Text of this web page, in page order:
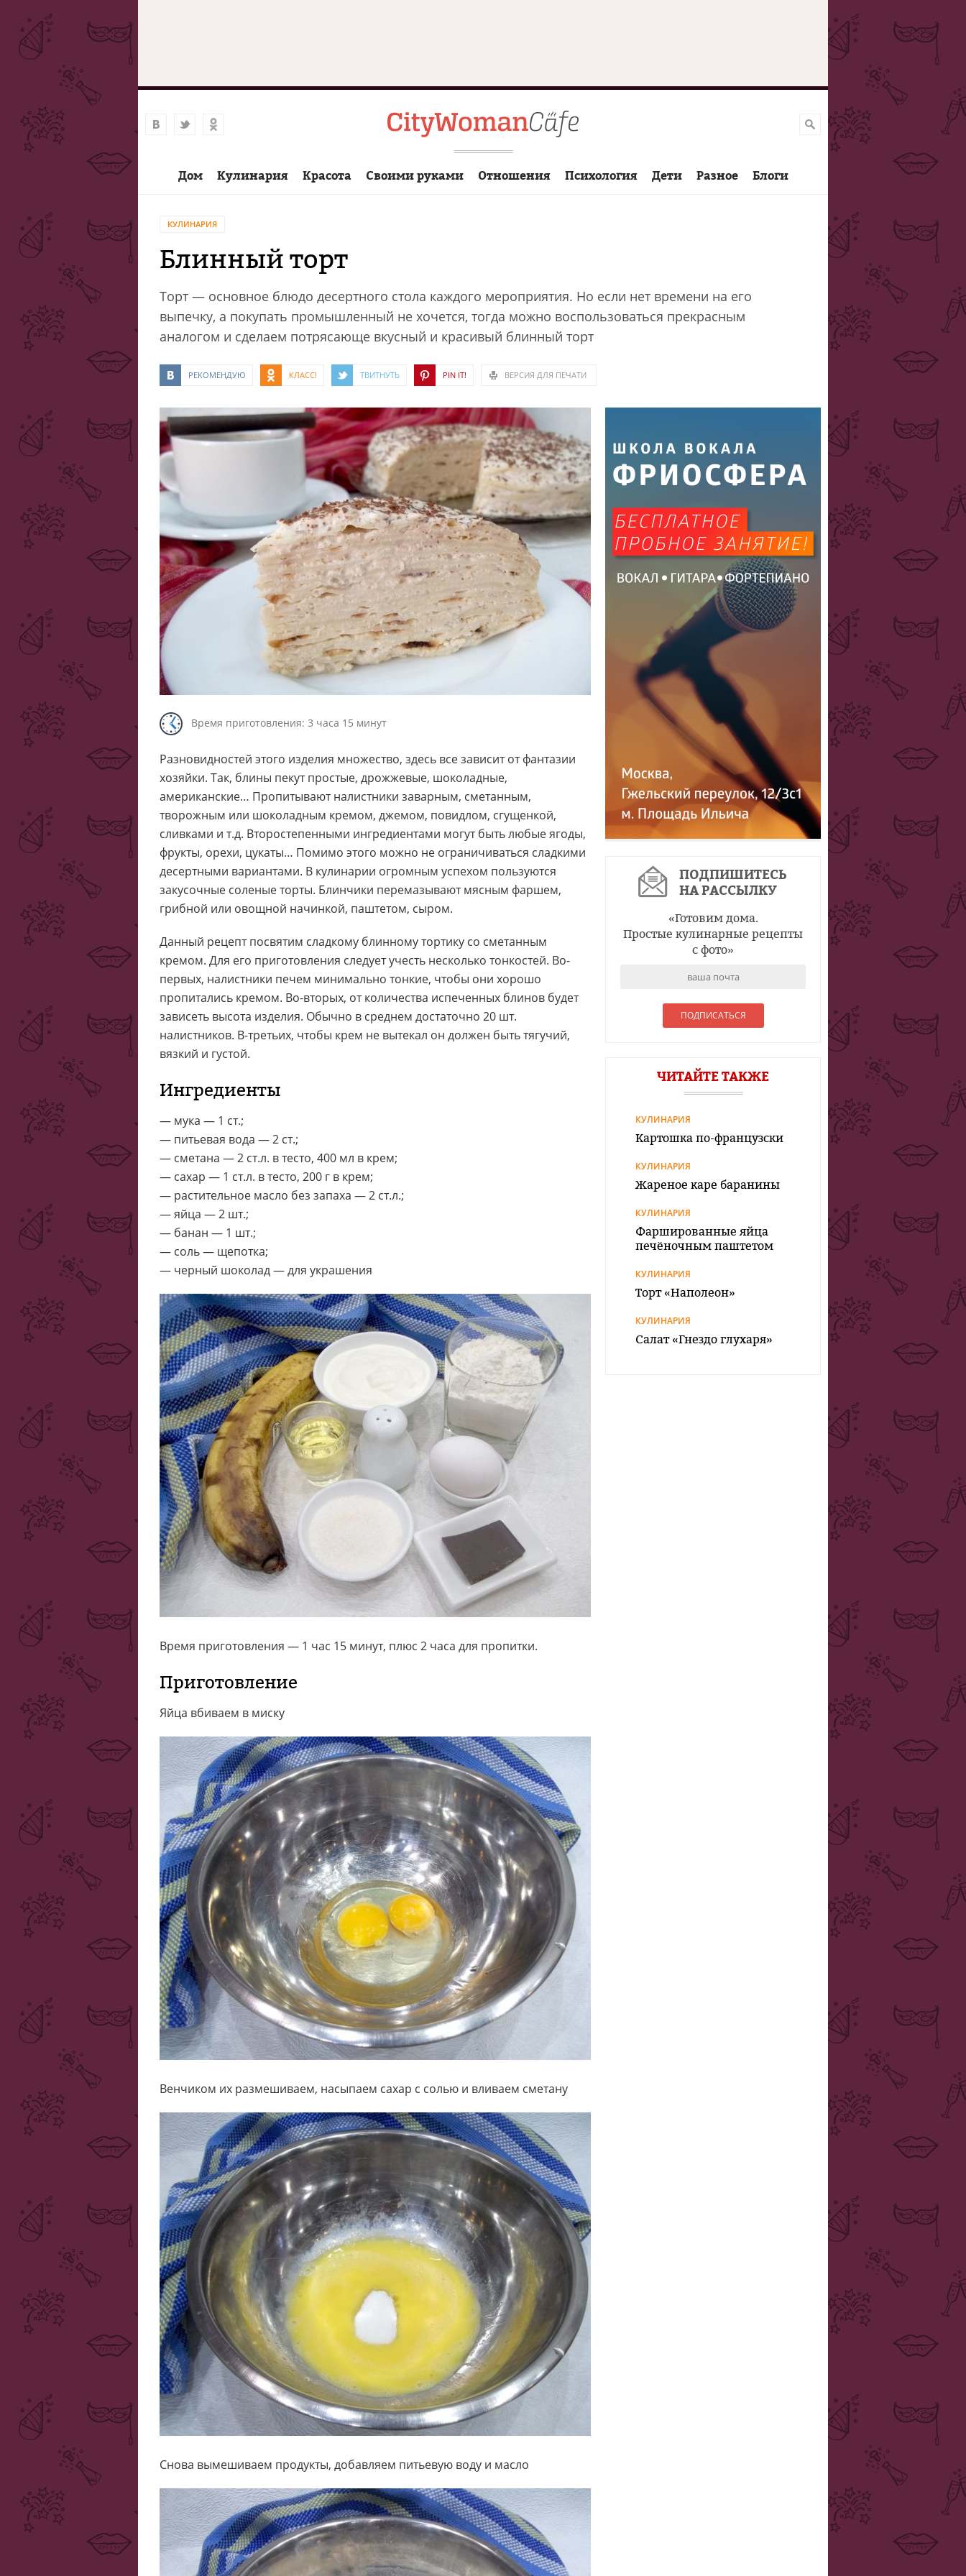
Дом Кулинария Красота Своими руками Отношения Психология Дети Разное Блоги
КУЛИНАРИЯ
Блинный торт
Торт — основное блюдо десертного стола каждого мероприятия. Но если нет времени на его
выпечку, а покупать промышленный не хочется, тогда можно воспользоваться прекрасным
аналогом и сделаем потрясающе вкусный и красивый блинный торт
РЕКОМЕНДУЮ КЛАСС! ТВИТНУТЬ PIN IT! ВЕРСИЯ ДЛЯ ПЕЧАТИ
Время приготовления: 3 часа 15 минут
Разновидностей этого изделия множество, здесь все зависит от фантазии
хозяйки. Так, блины пекут простые, дрожжевые, шоколадные,
американские… Пропитывают налистники заварным, сметанным,
творожным или шоколадным кремом, джемом, повидлом, сгущенкой,
сливками и т.д. Второстепенными ингредиентами могут быть любые ягоды,
фрукты, орехи, цукаты… Помимо этого можно не ограничиваться сладкими
десертными вариантами. В кулинарии огромным успехом пользуются
закусочные соленые торты. Блинчики перемазывают мясным фаршем,
грибной или овощной начинкой, паштетом, сыром.
Данный рецепт посвятим сладкому блинному тортику со сметанным
кремом. Для его приготовления следует учесть несколько тонкостей. Во-
первых, налистники печем минимально тонкие, чтобы они хорошо
пропитались кремом. Во-вторых, от количества испеченных блинов будет
зависеть высота изделия. Обычно в среднем достаточно 20 шт.
налистников. В-третьих, чтобы крем не вытекал он должен быть тягучий,
вязкий и густой.
Ингредиенты
— мука — 1 ст.;
— питьевая вода — 2 ст.;
— сметана — 2 ст.л. в тесто, 400 мл в крем;
— сахар — 1 ст.л. в тесто, 200 г в крем;
— растительное масло без запаха — 2 ст.л.;
— яйца — 2 шт.;
— банан — 1 шт.;
— соль — щепотка;
— черный шоколад — для украшения
Время приготовления — 1 час 15 минут, плюс 2 часа для пропитки.
Приготовление
Яйца вбиваем в миску
Венчиком их размешиваем, насыпаем сахар с солью и вливаем сметану
Снова вымешиваем продукты, добавляем питьевую воду и масло
ПОДПИШИТЕСЬ
НА РАССЫЛКУ
«Готовим дома.
Простые кулинарные рецепты
с фото»
ЧИТАЙТЕ ТАКЖЕ
КУЛИНАРИЯ
Картошка по-французски
КУЛИНАРИЯ
Жареное каре баранины
КУЛИНАРИЯ
Фаршированные яйца
печёночным паштетом
КУЛИНАРИЯ
Торт «Наполеон»
КУЛИНАРИЯ
Салат «Гнездо глухаря»